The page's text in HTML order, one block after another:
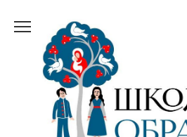
содержанию